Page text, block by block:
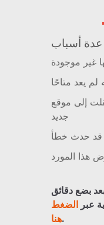
غير موجودة
لم يعد متاحًا
إلى موقع
جديد
قد حدث خطأ
هذا المورد
بضع دقائق
عبرالضغط
هنا.